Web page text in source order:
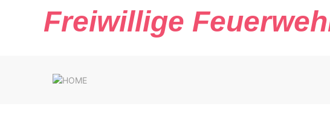
Freiwillige